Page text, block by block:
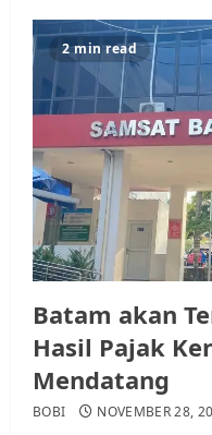
2 min read
Batam akan
Hasil Pajak
Mendatang
BOBI NOVEMBER 28,